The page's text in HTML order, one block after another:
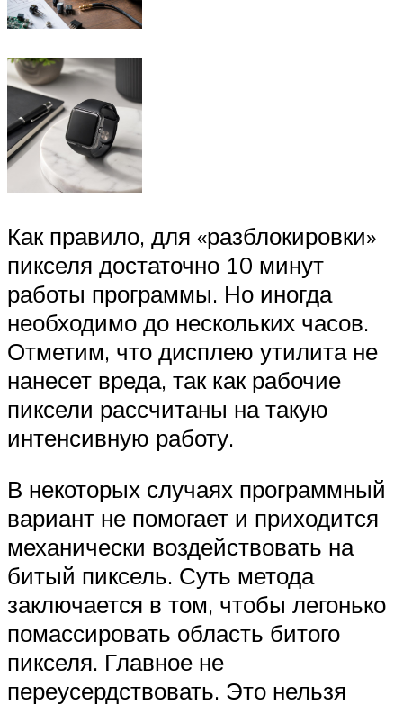
Как правило, для «разблокировки»
пикселя достаточно 10 минут
работы программы. Но иногда
необходимо до нескольких часов.
Отметим, что дисплею утилита не
нанесет вреда, так как рабочие
пиксели рассчитаны на такую
интенсивную работу.
В некоторых случаях программный
вариант не помогает и приходится
механически воздействовать на
битый пиксель. Суть метода
заключается в том, чтобы легонько
помассировать область битого
пикселя. Главное не
переусердствовать. Это нельзя